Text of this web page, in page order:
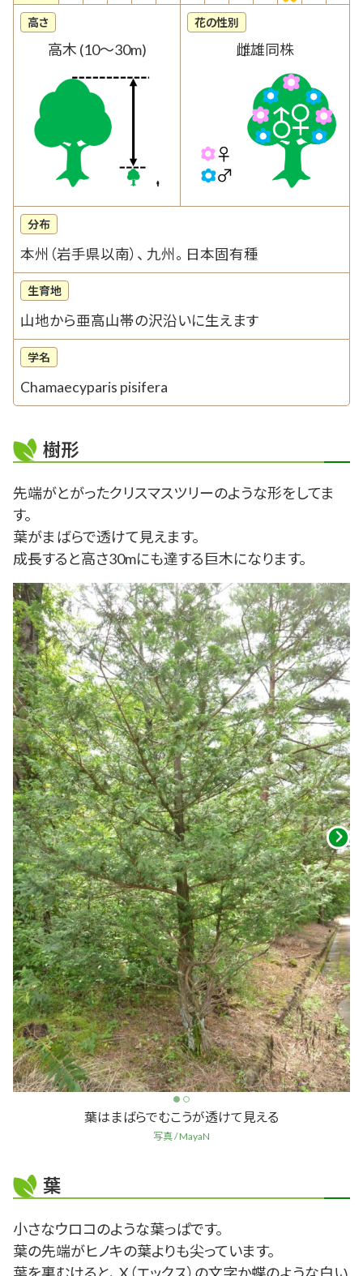
高さ
高木 (10～30m)
花の性別
雌雄同株
分布
本州（岩手県以南）、 九州。 日本固有種
生育地
山地から亜高山帯の沢沿いに生えます
学名
Chamaecyparis pisifera
樹形
先端がとがったクリスマスツリーのような形をしてま
す。
葉がまばらで透けて見えます。
成長すると高さ30mにも達する巨木になります。
葉はまばらでむこうが透けて見える
写真 / MayaN
葉
小さなウロコのような葉っぱです。
葉の先端がヒノキの葉よりも尖っています。